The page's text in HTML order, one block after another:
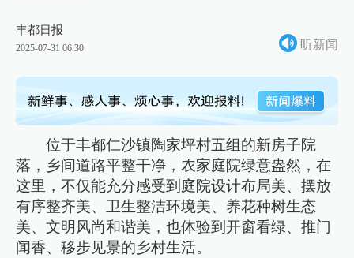
丰都日报
2025-07-31 06:30 听新闻
位于丰都仁沙镇陶家坪村五组的新房子院
落，乡间道路平整干净，农家庭院绿意盎然，在
这里，不仅能充分感受到庭院设计布局美、摆放
有序整齐美、卫生整洁环境美、养花种树生态
美、文明风尚和谐美，也体验到开窗看绿、推门
闻香、移步见景的乡村生活。